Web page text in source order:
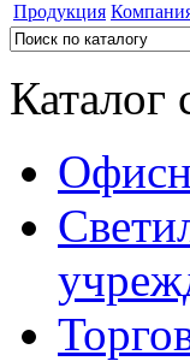
Продукция
Каталог